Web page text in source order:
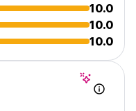
10.0
10.0
10.0